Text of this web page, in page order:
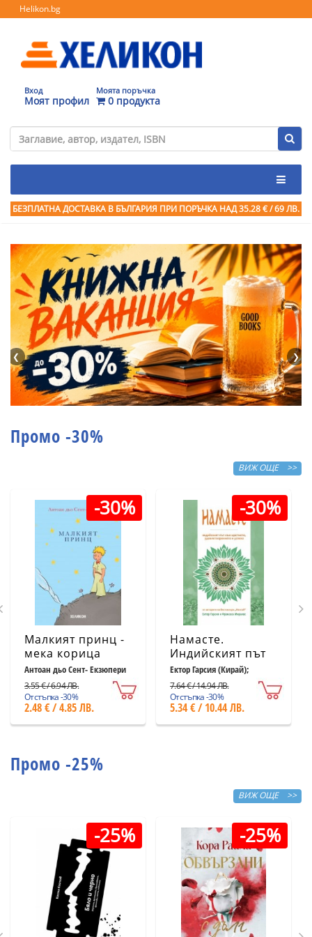
Helikon.bg
Вход
Моят профил
Моята поръчка
0 продукта
БЕЗПЛАТНА ДОСТАВКА В БЪЛГАРИЯ ПРИ ПОРЪЧКА НАД 35.28 € / 69 ЛВ.
❮ ❯
Промо -30%
ВИЖ ОЩЕ >>
-30%
Малкият принц -
мека корица
светлосиня
Антоан дьо Сент- Екзюпери
3.55 € / 6.94 ЛВ.
Отстъпка -30%
2.48 € / 4.85 ЛВ.
-30%
Намасте.
Индийският път
към щастието,
удовлетворението
и успеха
Ектор Гарсия (Кирай);
7.64 € / 14.94 ЛВ.
Отстъпка -30%
5.34 € / 10.44 ЛВ.
Промо -25%
ВИЖ ОЩЕ >>
-25% -25%